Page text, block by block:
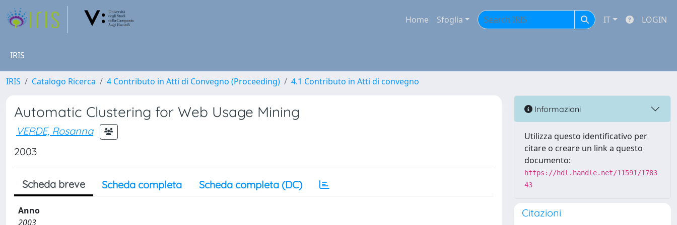
Home Sfoglia IT LOGIN
IRIS
IRIS Catalogo Ricerca 4 Contributo in Atti di Convegno (Proceeding) 4.1 Contributo in Atti di convegno
Automatic Clustering for Web Usage Mining
VERDE, Rosanna
2003
Scheda breve Scheda completa Scheda completa (DC)
Anno
2003
Informazioni
Utilizza questo identificativo per
citare o creare un link a questo
documento:
https://hdl.handle.net/11591/1783
43
Citazioni